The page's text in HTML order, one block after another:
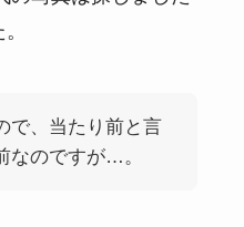
で、当たり前と言
なのですが…。